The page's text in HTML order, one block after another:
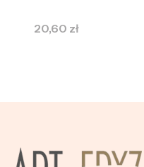
Cena
20,60 zł